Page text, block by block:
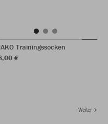
Trainingssocken
€
Weiter